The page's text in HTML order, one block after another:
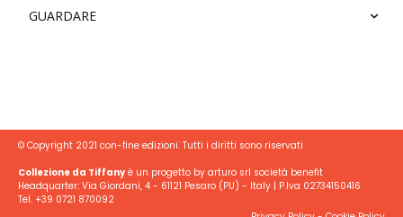
GUARDARE
© Copyright 2021 con-fine edizioni. Tutti i diritti sono riservati
Collezione da Tiffanyè un progetto by arturo srl società benefit
Headquarter: Via Giordani, 4 - 61121 Pesaro (PU) - Italy | P.Iva 02734150416
Tel. +39 0721 870092